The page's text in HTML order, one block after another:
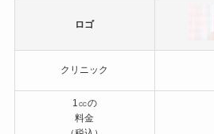
ロゴ
クリニック
1㏄の
料金